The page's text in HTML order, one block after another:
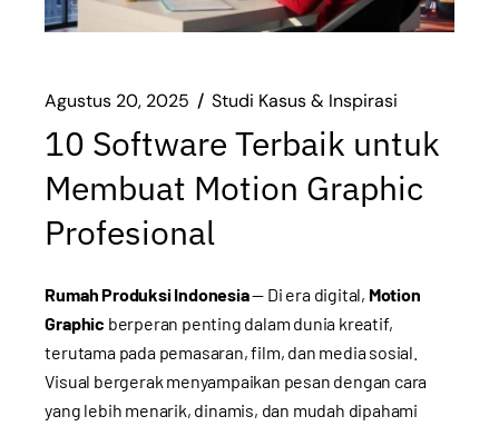
Agustus 20, 2025 Studi Kasus & Inspirasi
10 Software Terbaik untuk
Membuat Motion Graphic
Profesional
Rumah Produksi Indonesia— Di era digital, Motion
Graphic berperan penting dalam dunia kreatif,
terutama pada pemasaran, film, dan media sosial.
Visual bergerak menyampaikan pesan dengan cara
yang lebih menarik, dinamis, dan mudah dipahami